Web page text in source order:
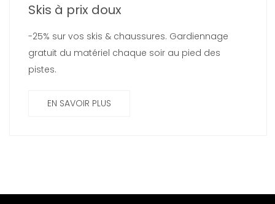
Skis à prix doux
-25% sur vos skis & chaussures. Gardiennage
gratuit du matériel chaque soir au pied des
pistes.
EN SAVOIR PLUS